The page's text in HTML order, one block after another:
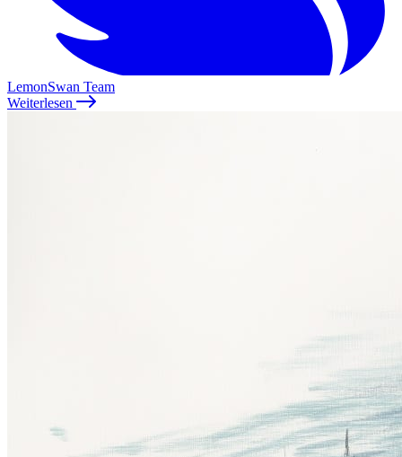
LemonSwan Team
Weiterlesen